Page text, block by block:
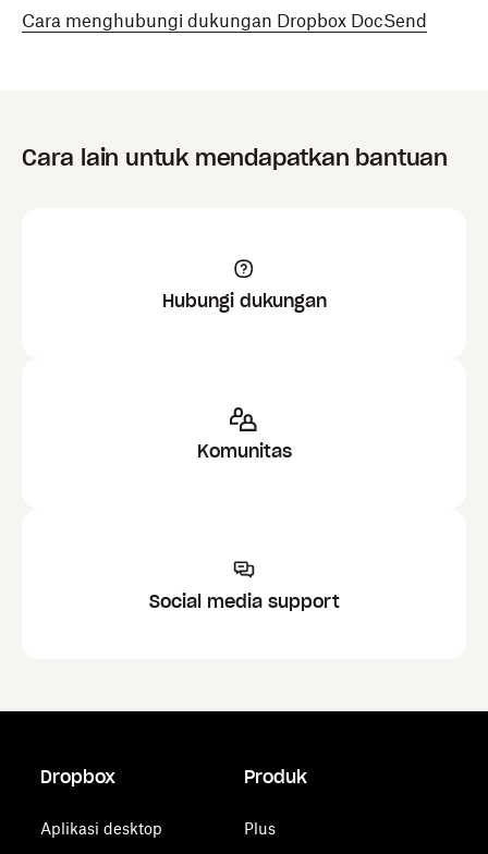
Cara menghubungi dukungan Dropbox DocSend
Cara lain untuk mendapatkan bantuan
Hubungi dukungan
Komunitas
Social media support
Dropbox
Aplikasi desktop
Produk
Plus